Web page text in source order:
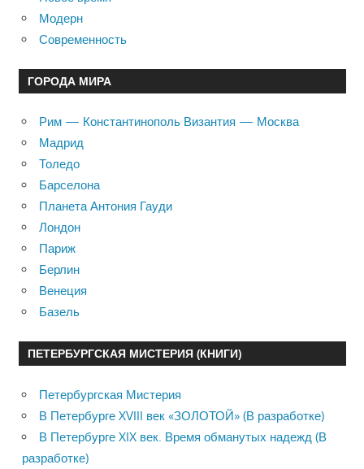
Модерн
Современность
ГОРОДА МИРА
Рим — Константинополь Византия — Москва
Мадрид
Толедо
Барселона
Планета Антония Гауди
Лондон
Париж
Берлин
Венеция
Базель
ПЕТЕРБУРГСКАЯ МИСТЕРИЯ (КНИГИ)
Петербургская Мистерия
В Петербурге XVIII век «ЗОЛОТОЙ» (В разработке)
В Петербурге XIX век. Время обманутых надежд (В
разработке)